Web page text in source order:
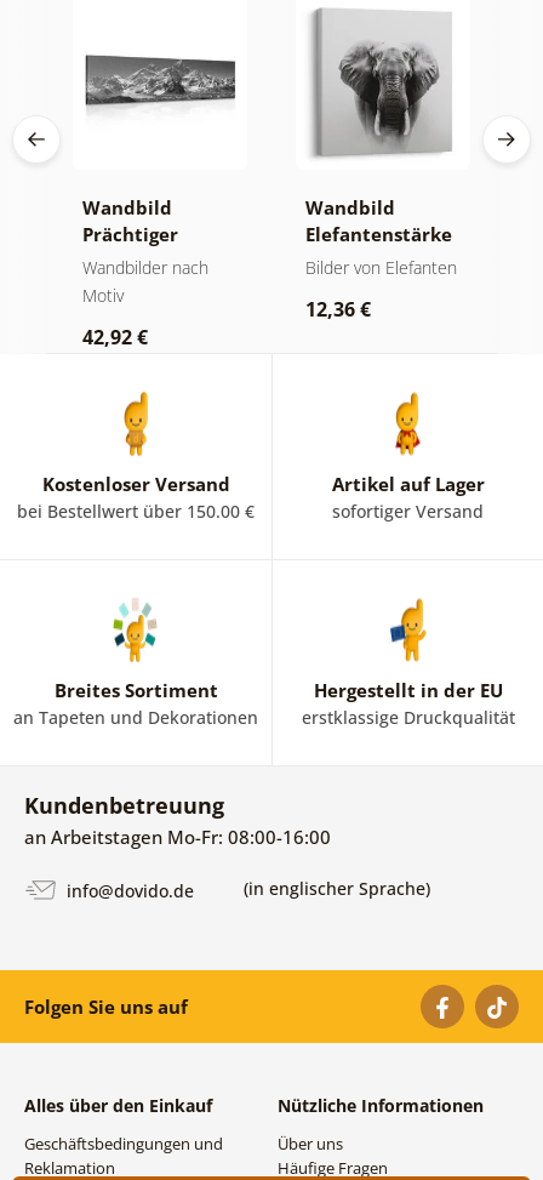
Wandbild
Prächtiger
Berggipfel in
Schwarz-Weiß
Wandbilder nach
Motiv
42,92 €
Wandbild
Elefantenstärke
und Ruhe
Bilder von Elefanten
12,36 €
Kostenloser Versand
bei Bestellwert über 150.00 €
Artikel auf Lager
sofortiger Versand
Breites Sortiment
an Tapeten und Dekorationen
Hergestellt in der EU
erstklassige Druckqualität
Kundenbetreuung
an Arbeitstagen Mo-Fr: 08:00-16:00
info@dovido.de (in englischer Sprache)
Folgen Sie uns auf
Alles über den Einkauf
Geschäftsbedingungen und
Reklamation
Nützliche Informationen
Über uns
Häufige Fragen